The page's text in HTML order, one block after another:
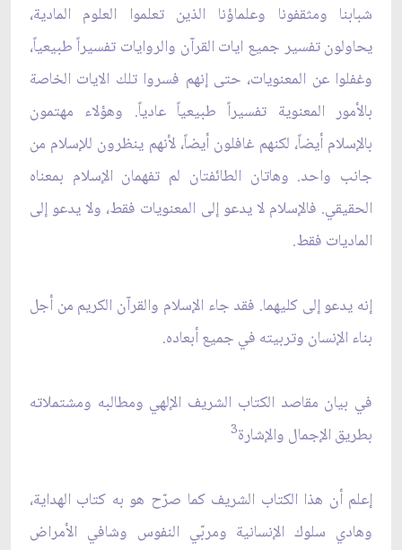
شبابنا ومثقفونا وعلماؤنا الذين تعلموا العلوم المادية،
يحاولون تفسير جميع ايات القرآن والروايات تفسيراً طبيعياً،
وغفلوا عن المعنويات، حتى إنهم فسروا تلك الايات الخاصة
بالأمور المعنوية تفسيراً طبيعياً عادياً. وهؤلاء مهتمون
بالإسلام أيضاً، لكنهم غافلون أيضاً، لأنهم ينظرون للإسلام من
جانب واحد. وهاتان الطائفتان لم تفهمان الإسلام بمعناه
الحقيقي. فالإسلام لا يدعو إلى المعنويات فقط، ولا يدعو إلى
الماديات فقط.
إنه يدعو إلى كليهما. فقد جاء الإسلام والقرآن الكريم من أجل
بناء الإنسان وتربيته في جميع أبعاده.
في بيان مقاصد الكتاب الشريف الإلهي‏ ومطالبه ومشتملاته
بطريق الإجمال والإشارة3
إعلم أن هذا الكتاب الشريف كما صرّح هو به كتاب الهداية،
وهادي سلوك الإنسانية ومربّي النفوس وشافي الأمراض